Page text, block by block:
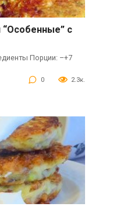
с
Порции: –+7
0 2.3к.